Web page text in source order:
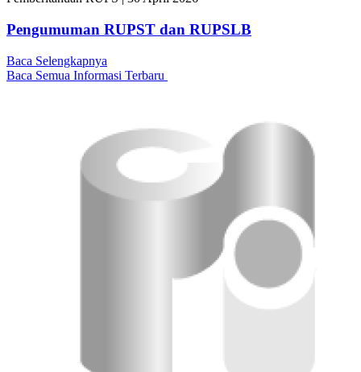
Pengumuman RUPST dan RUPSLB
Baca Selengkapnya
Baca Semua Informasi Terbaru